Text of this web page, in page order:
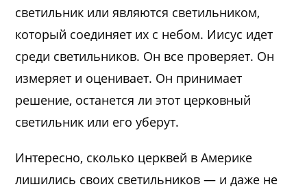
светильник или являются светильником,
который соединяет их с небом. Иисус идет
среди светильников. Он все проверяет. Он
измеряет и оценивает. Он принимает
решение, останется ли этот церковный
светильник или его уберут.
Интересно, сколько церквей в Америке
лишились своих светильников — и даже не